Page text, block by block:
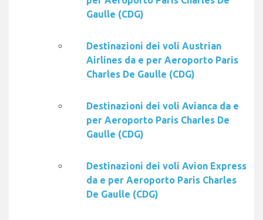
Gaulle (CDG)
Destinazioni dei voli Austrian
Airlines da e per Aeroporto Paris
Charles De Gaulle (CDG)
Destinazioni dei voli Avianca da e
per Aeroporto Paris Charles De
Gaulle (CDG)
Destinazioni dei voli Avion Express
da e per Aeroporto Paris Charles
De Gaulle (CDG)